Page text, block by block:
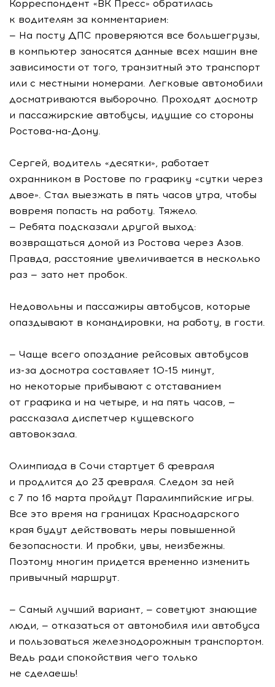
Корреспондент «ВК Пресс» обратилась
к водителям за комментарием:
— На посту ДПС проверяются все большегрузы,
в компьютер заносятся данные всех машин вне
зависимости от того, транзитный это транспорт
или с местными номерами. Легковые автомобили
досматриваются выборочно. Проходят досмотр
и пассажирские автобусы, идущие со стороны
Ростова-на-Дону.
Сергей, водитель «десятки», работает
охранником в Ростове по графику «сутки через
двое». Стал выезжать в пять часов утра, чтобы
вовремя попасть на работу. Тяжело.
— Ребята подсказали другой выход:
возвращаться домой из Ростова через Азов.
Правда, расстояние увеличивается в несколько
раз — зато нет пробок.
Недовольны и пассажиры автобусов, которые
опаздывают в командировки, на работу, в гости.
— Чаще всего опоздание рейсовых автобусов
из-за досмотра составляет 10-15 минут,
но некоторые прибывают с отставанием
от графика и на четыре, и на пять часов, —
рассказала диспетчер кущевского
автовокзала.
Олимпиада в Сочи стартует 6 февраля
и продлится до 23 февраля. Следом за ней
с 7 по 16 марта пройдут Паралимпийские игры.
Все это время на границах Краснодарского
края будут действовать меры повышенной
безопасности. И пробки, увы, неизбежны.
Поэтому многим придется временно изменить
привычный маршрут.
— Самый лучший вариант, — советуют знающие
люди, — отказаться от автомобиля или автобуса
и пользоваться железнодорожным транспортом.
Ведь ради спокойствия чего только
не сделаешь!